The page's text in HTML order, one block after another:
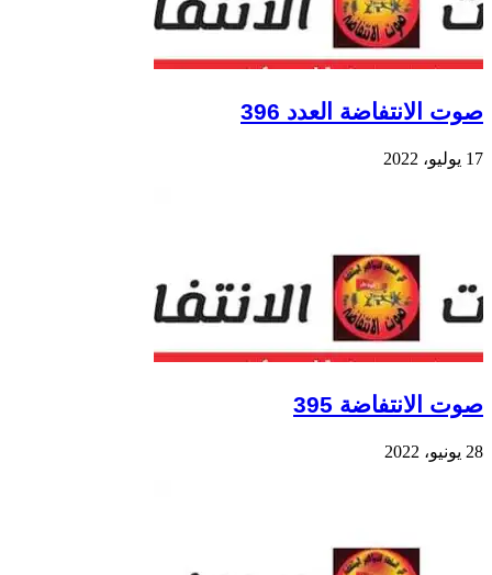
صوت الانتفاضة العدد 396
17 يوليو، 2022
صوت الانتفاضة 395
28 يونيو، 2022